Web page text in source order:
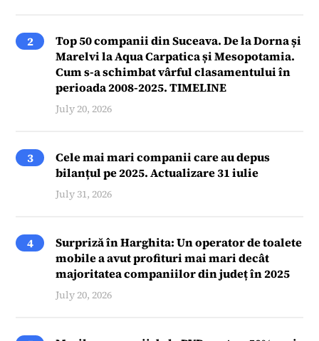
2
Top 50 companii din Suceava. De la Dorna și
Marelvi la Aqua Carpatica și Mesopotamia.
Cum s-a schimbat vârful clasamentului în
perioada 2008-2025. TIMELINE
July 20, 2026
3
Cele mai mari companii care au depus
bilanțul pe 2025. Actualizare 31 iulie
July 31, 2026
4
Surpriză în Harghita: Un operator de toalete
mobile a avut profituri mai mari decât
majoritatea companiilor din județ în 2025
July 20, 2026